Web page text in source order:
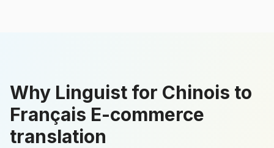
Why Linguist for Chinois to
Français E-commerce
translation